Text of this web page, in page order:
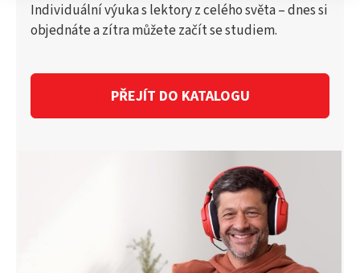
Individuální výuka s lektory z celého světa – dnes si
objednáte a zítra můžete začít se studiem.
PŘEJÍT DO KATALOGU